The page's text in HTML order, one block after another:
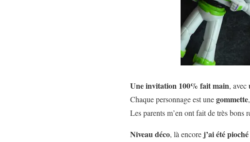
Une invitation 100% fait main, avec
Chaque personnage est unegommette
Les parents m’en ont fait de très bons
Niveau déco, là encore j’ai été